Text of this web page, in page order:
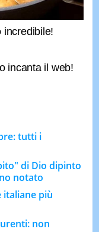
tutti i
di Dio dipinto
notato
italiane più
non